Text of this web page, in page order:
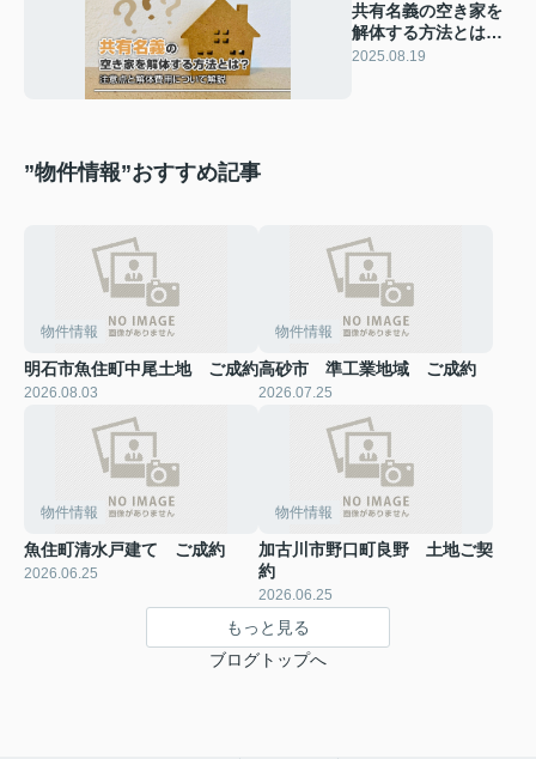
共有名義の空き家を
解体する方法とは？
注意点と解体費用に
2025.08.19
”物件情報”おすすめ記事
物件情報
明石市魚住町中尾土地 ご成約
2026.08.03
物件情報
高砂市 準工業地域 ご成約
2026.07.25
物件情報
魚住町清水戸建て ご成約
2026.06.25
物件情報
加古川市野口町良野 土地ご契
約
2026.06.25
もっと見る
ブログトップへ